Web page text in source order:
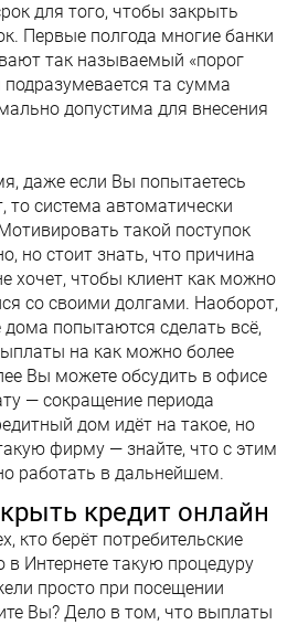
для того, чтобы закрыть
Первые полгода многие банки
так называемый «порог
та сумма
допустима для внесения
даже если Вы попытаетесь
то система автоматически
такой поступок
но стоит знать, что причина
хочет, чтобы клиент как можно
со своими долгами. Наоборот,
дома попытаются сделать всё,
на как можно более
Вы можете обсудить в офисе
— сокращение периода
дом идёт на такое, но
фирму — знайте, что с этим
работать в дальнейшем.
кредит онлайн
кто берёт потребительские
Интернете такую процедуру
просто при посещении
Вы? Дело в том, что выплаты